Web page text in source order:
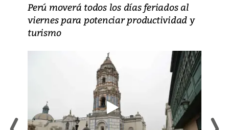
Perú moverá todos los días feriados al
viernes para potenciar productividad y
turismo